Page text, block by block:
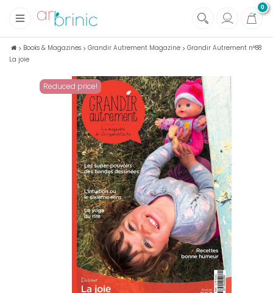
0
+
Fabrics
Notions
Eco family care
Books & Magazines
Books & Magazines Grandir Autrement Magazine
Grandir Autrement n°88
La joie
Reduced price!